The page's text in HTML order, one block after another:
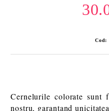
Cod:
Cernelurile colorate sunt
nostru, garantand